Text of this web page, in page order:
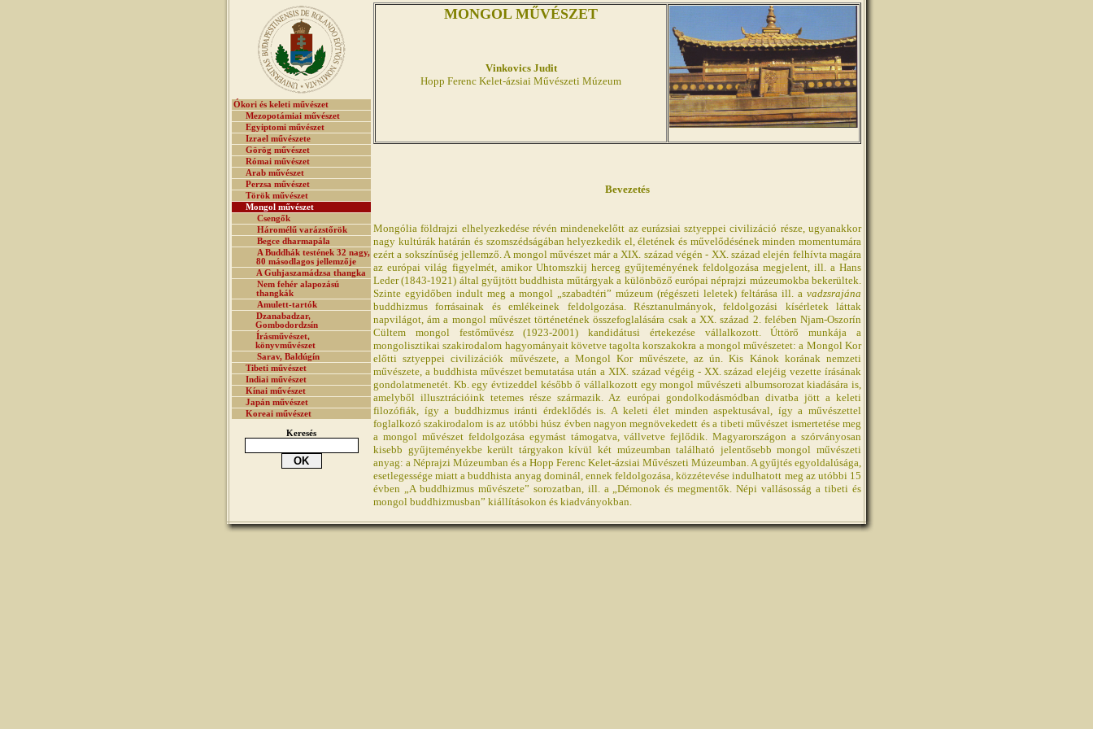
Ókori és keleti művészet
Mezopotámiai művészet
Egyiptomi művészet
Izrael művészete
Görög művészet
Római művészet
Arab művészet
Perzsa művészet
Török művészet
Mongol művészet
Csengők
Háromélű varázstőrök
Begce dharmapála
A Buddhák testének 32 nagy,
80 másodlagos jellemzője
A Guhjaszamádzsa thangka
Nem fehér alapozású
thangkák
Amulett-tartók
Dzanabadzar,
Gombodordzsín
Írásművészet,
könyvművészet
Sarav, Baldúgín
Tibeti művészet
Indiai művészet
Kínai művészet
Japán művészet
Koreai művészet
Keresés
MONGOL MŰVÉSZET
Vinkovics Judit
Hopp Ferenc Kelet-ázsiai Művészeti Múzeum
Bevezetés
Mongólia földrajzi elhelyezkedése révén mindenekelőtt az eurázsiai sztyeppei civilizáció része, ugyanakkor
nagy kultúrák határán és szomszédságában helyezkedik el, életének és művelődésének minden momentumára
ezért a sokszínűség jellemző. A mongol művészet már a XIX. század végén - XX. század elején felhívta magára
az európai világ figyelmét, amikor Uhtomszkij herceg gyűjteményének feldolgozása megjelent, ill. a Hans
Leder (1843-1921) által gyűjtött buddhista műtárgyak a különböző európai néprajzi múzeumokba bekerültek.
Szinte egyidőben indult meg a mongol „szabadtéri” múzeum (régészeti leletek) feltárása ill. a vadzsrajána
buddhizmus forrásainak és emlékeinek feldolgozása. Résztanulmányok, feldolgozási kísérletek láttak
napvilágot, ám a mongol művészet történetének összefoglalására csak a XX. század 2. felében Njam-Oszorín
Cültem mongol festőművész (1923-2001) kandidátusi értekezése vállalkozott. Úttörő munkája a
mongolisztikai szakirodalom hagyományait követve tagolta korszakokra a mongol művészetet: a Mongol Kor
előtti sztyeppei civilizációk művészete, a Mongol Kor művészete, az ún. Kis Kánok korának nemzeti
művészete, a buddhista művészet bemutatása után a XIX. század végéig - XX. század elejéig vezette írásának
gondolatmenetét. Kb. egy évtizeddel később ő vállalkozott egy mongol művészeti albumsorozat kiadására is,
amelyből illusztrációink tetemes része származik. Az európai gondolkodásmódban divatba jött a keleti
filozófiák, így a buddhizmus iránti érdeklődés is. A keleti élet minden aspektusával, így a művészettel
foglalkozó szakirodalom is az utóbbi húsz évben nagyon megnövekedett és a tibeti művészet ismertetése meg
a mongol művészet feldolgozása egymást támogatva, vállvetve fejlődik. Magyarországon a szórványosan
kisebb gyűjteményekbe került tárgyakon kívül két múzeumban található jelentősebb mongol művészeti
anyag: a Néprajzi Múzeumban és a Hopp Ferenc Kelet-ázsiai Művészeti Múzeumban. A gyűjtés egyoldalúsága,
esetlegessége miatt a buddhista anyag dominál, ennek feldolgozása, közzétevése indulhatott meg az utóbbi 15
évben „A buddhizmus művészete” sorozatban, ill. a „Démonok és megmentők. Népi vallásosság a tibeti és
mongol buddhizmusban” kiállításokon és kiadványokban.